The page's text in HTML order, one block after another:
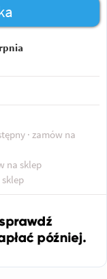
· zamów na
na sklep
sklep